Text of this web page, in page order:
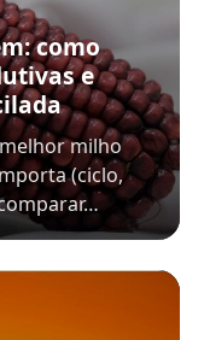
como
e
milho
(ciclo,